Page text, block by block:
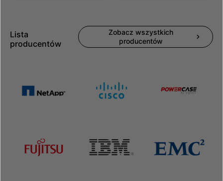
Lista
producentów
Zobacz wszystkich
producentów